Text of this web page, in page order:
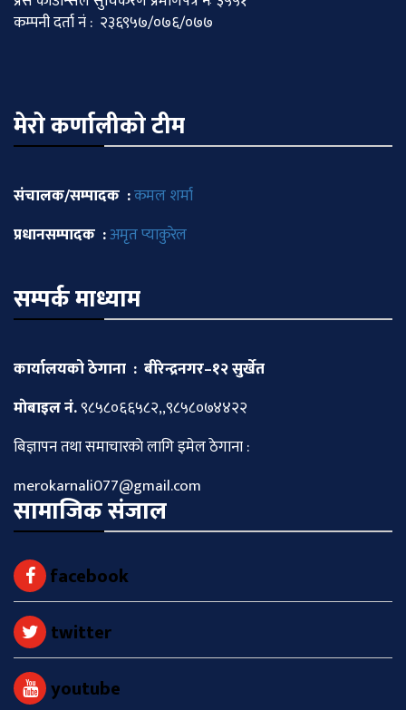
कम्पनी दर्ता नं : २३६९५७/०७६/०७७
मेराे कर्णालीकाे टीम
संचालक/सम्पादक :कमल शर्मा
प्रधानसम्पादक :अमृत प्याकुरेल
सम्पर्क माध्याम
कार्यालयको ठेगाना : बीरेन्द्रनगर–१२ सुर्खेत
माेबाइल नं.९८५८०६६५८२,,९८५८०७४४२२
बिज्ञापन तथा समाचारकाे लागि इमेल ठेगाना :
merokarnali077@gmail.com
सामाजिक संजाल
facebook
twitter
youtube